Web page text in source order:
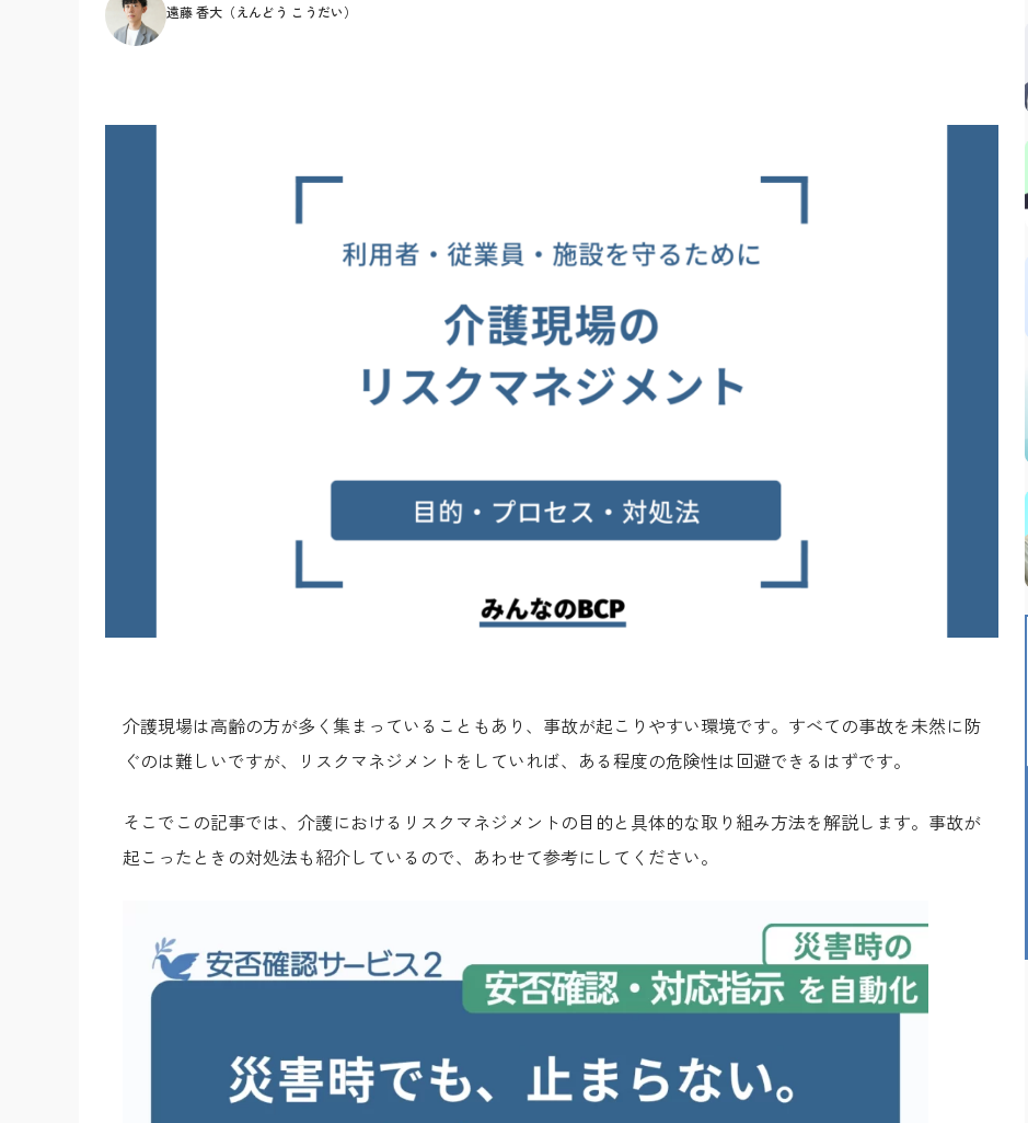
遠藤 香大（えんどう こうだい）
介護現場は高齢の方が多く集まっていることもあり、事故が起こりやすい環境です。すべての事故を未然に防
ぐのは難しいですが、リスクマネジメントをしていれば、ある程度の危険性は回避できるはずです。
そこでこの記事では、介護におけるリスクマネジメントの目的と具体的な取り組み方法を解説します。事故が
起こったときの対処法も紹介しているので、あわせて参考にしてください。